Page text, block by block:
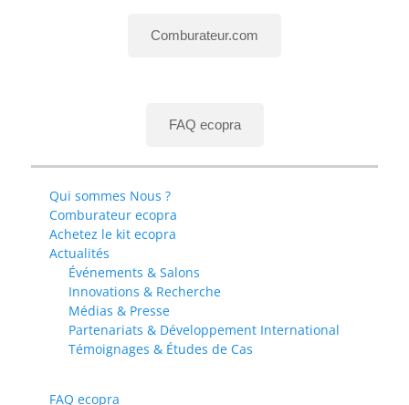
Comburateur.com
FAQ ecopra
Qui sommes Nous ?
Comburateur ecopra
Achetez le kit ecopra
Actualités
Événements & Salons
Innovations & Recherche
Médias & Presse
Partenariats & Développement International
Témoignages & Études de Cas
FAQ ecopra